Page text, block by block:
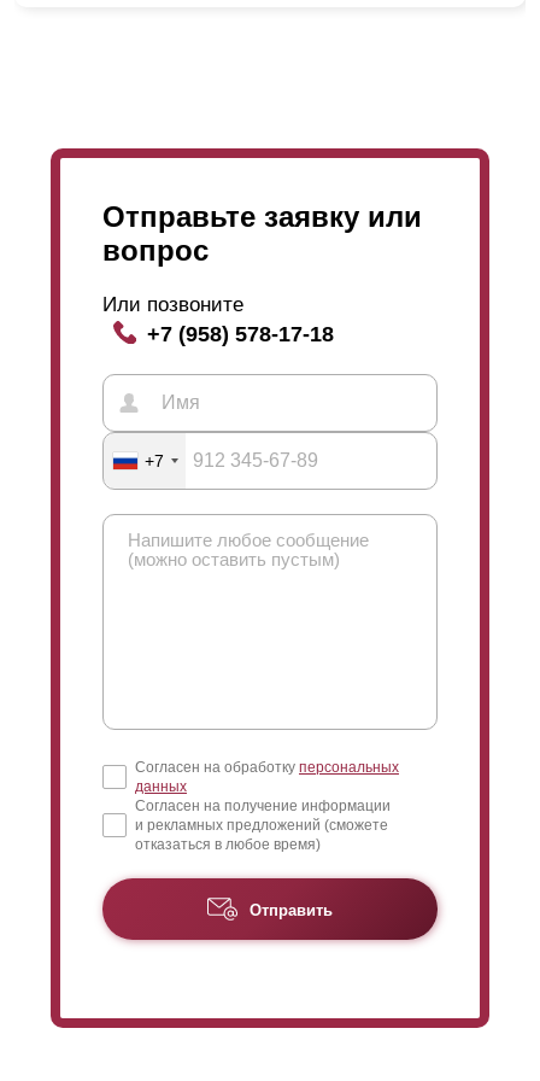
Отправьте заявку или
вопрос
Или позвоните
+7 (958) 578-17-18
+7
Согласен на обработку персональных
данных
Согласен на получение информации
и рекламных предложений (сможете
отказаться в любое время)
Отправить